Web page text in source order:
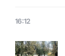
16:12